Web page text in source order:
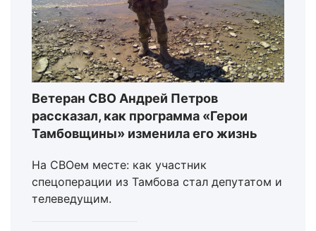
Ветеран СВО Андрей Петров
рассказал, как программа «Герои
Тамбовщины» изменила его жизнь
На СВОем месте: как участник
спецоперации из Тамбова стал депутатом и
телеведущим.